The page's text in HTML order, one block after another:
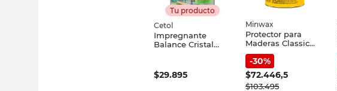
Tu producto
Cetol
Impregnante
Balance Cristal
Cetol
$29.895
Minwax
Protector para
Maderas Classic
Cristal Satinado
3.785 Lts Minwax
-30%
$72.446,5
$103.495